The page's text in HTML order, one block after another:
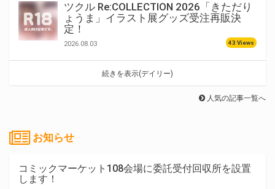
ツクル Re:COLLECTION 2026「きただり
ょうま」イラスト展グッズ受注再販決
定！
2026.08.03 43 Views
続きを表示(デイリー)
人気の記事一覧へ
お知らせ
コミックマーケット108会場に委託受付回収所を設置
します！